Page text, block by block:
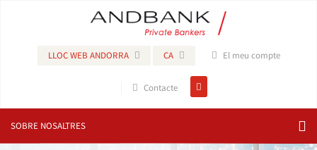
LLOC WEB ANDORRA CA El meu compte
Contacte
SOBRE NOSALTRES